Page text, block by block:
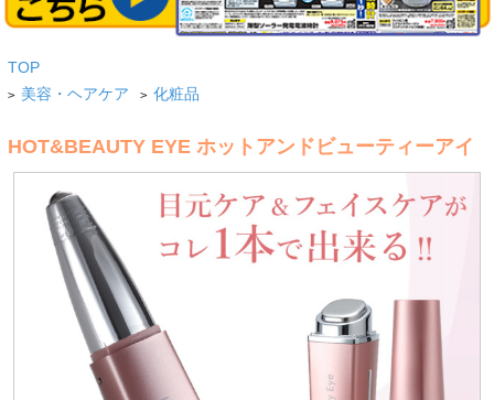
TOP
> 美容・ヘアケア > 化粧品
HOT&BEAUTY EYE ホットアンドビューティーアイ